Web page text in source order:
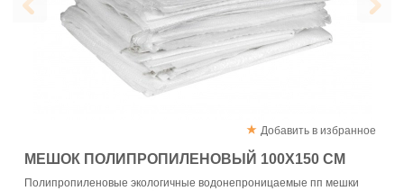
Добавить в избранное
МЕШОК ПОЛИПРОПИЛЕНОВЫЙ 100X150 СМ
Полипропиленовые экологичные водонепроницаемые пп мешки